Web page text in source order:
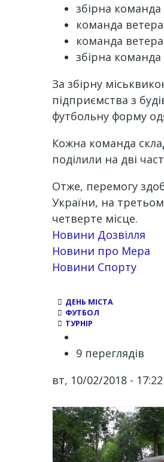
збірна команда
команда
команда
збірна
За збірну
підприємства з
футбольну форму
Кожна команда
поділили на дві
Отже, перемогу
України, на
четверте місце.
Новини Дозвілля
Новини про Мера
Новини Спорту
ДЕНЬ МІСТА
ФУТБОЛ
ТУРНІР
9 переглядів
вт, 10/02/2018 - 17:22